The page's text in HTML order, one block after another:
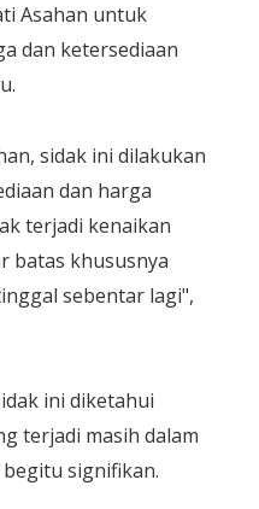
Asahan untuk
dan ketersediaan
sidak ini dilakukan
dan harga
terjadi kenaikan
batas khususnya
sebentar lagi",
ini diketahui
terjadi masih dalam
signifikan.